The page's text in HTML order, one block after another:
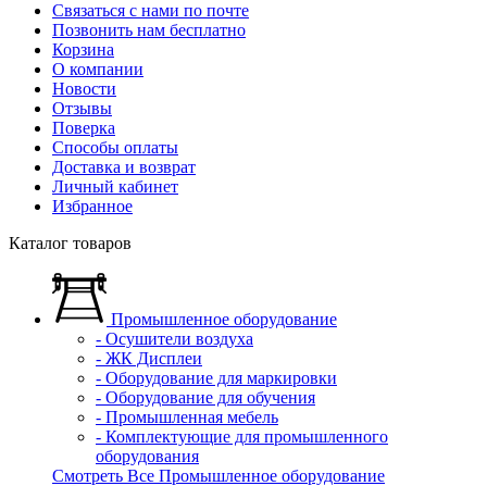
Связаться с нами по почте
Позвонить нам бесплатно
Корзина
О компании
Новости
Отзывы
Поверка
Способы оплаты
Доставка и возврат
Личный кабинет
Избранное
Каталог товаров
Промышленное оборудование
- Осушители воздуха
- ЖК Дисплеи
- Оборудование для маркировки
- Оборудование для обучения
- Промышленная мебель
- Комплектующие для промышленного
оборудования
Смотреть Все Промышленное оборудование